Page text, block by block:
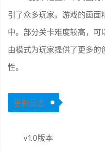
引了众多玩家。游戏的画面
中。部分关卡难度较高，可
由模式为玩家提供了更多
性。
更新日志
v1.0版本